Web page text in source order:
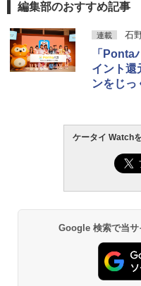
編集部のおすすめ記事
連載 石
「
イント還
ンをじっ
ケータイ Watch
Google 検索で当サ